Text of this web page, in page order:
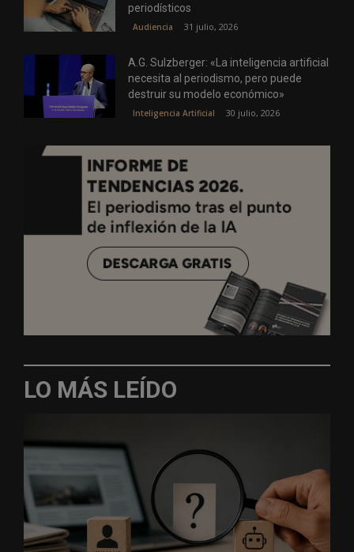
periodísticos
Audiencia 31 julio, 2026
A.G. Sulzberger: «La inteligencia artificial
necesita al periodismo, pero puede
destruir su modelo económico»
Inteligencia Artificial 30 julio, 2026
LO MÁS LEÍDO